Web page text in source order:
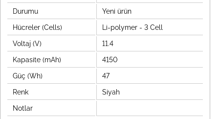
Durumu Yeni ürün
Hücreler (Cells) Li-polymer - 3 Cell
Voltaj (V) 11.4
Kapasite (mAh) 4150
Güç (Wh) 47
Renk Siyah
Notlar